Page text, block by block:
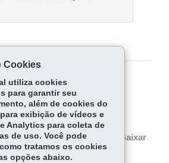
COMPARTILHE:
Fa
ce
bo
ok
Tw
er
W
ha
ts
Ap
Início Imprimir Baixar
Cookies
utiliza cookies
para garantir seu
além de cookies do
exibição de vídeos e
Analytics para coleta de
de uso. Você pode
tratamos os cookies
opções abaixo.